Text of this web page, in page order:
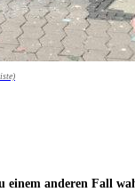
einem anderen Fall